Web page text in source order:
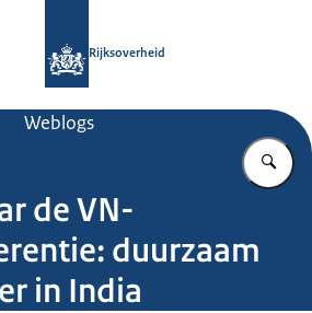
Rijksoverheid
Weblogs
de VN-
duurzaam
in India